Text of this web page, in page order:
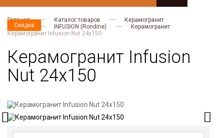
Главная Каталог товаров
Керамогранит
Rondine
INFUSION (Rondine)
Керамогранит
Керамогранит Infusion Nut 24x150
Керамогранит Infusion
Nut 24x150
Скидка